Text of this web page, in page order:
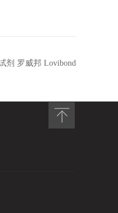
剂 罗威邦 Lovibond